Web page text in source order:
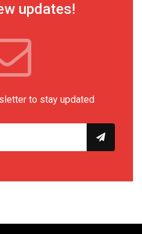
updates!
to stay updated